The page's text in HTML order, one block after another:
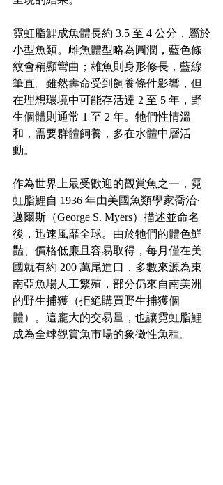
霓虹脂鯉成魚體長約 3.5 至 4 公分，屬於
小型魚類。雌魚體型略為圓潤，藍色條
紋會稍顯彎曲；雄魚則身形修長，藍線
筆直。雖然壽命受到飼養條件影響，但
在理想環境中可能存活達 2 至 5 年，野
生個體則通常 1 至 2 年。牠們性情溫
和，需要群體飼養，多在水體中層活
動。
作為世界上最受歡迎的觀賞魚之一，霓
虹脂鯉自 1936 年由美國魚類學家喬治·
邁爾斯（George S. Myers）描述並命名
後，迅速風靡全球。由於牠們的體色鮮
豔、價格低廉且容易取得，每月僅在美
國就有約 200 萬尾進口，多數來源為東
南亞魚場人工繁殖，部分仍來自南美洲
的野生捕獲（拒絕購買野生捕獲個
體）。這龐大的交易量，也讓霓虹脂鯉
成為全球觀賞魚市場的象徵性魚種。